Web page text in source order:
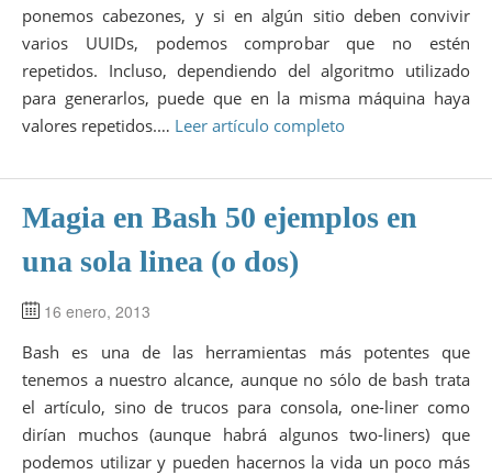
ponemos cabezones, y si en algún sitio deben convivir
varios UUIDs, podemos comprobar que no estén
repetidos. Incluso, dependiendo del algoritmo utilizado
para generarlos, puede que en la misma máquina haya
valores repetidos.… Leer artículo completo
Magia en Bash 50 ejemplos en
una sola linea (o dos)
16 enero, 2013
Bash es una de las herramientas más potentes que
tenemos a nuestro alcance, aunque no sólo de bash trata
el artículo, sino de trucos para consola, one-liner como
dirían muchos (aunque habrá algunos two-liners) que
podemos utilizar y pueden hacernos la vida un poco más